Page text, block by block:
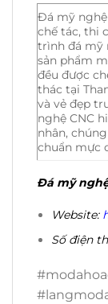
Đá mỹ nghệ
chế tác, thi
trình đá mỹ
sản phẩm
đều được
thác tại
và vẻ đẹp
nghệ CNC
nhân,
chuẩn mực
Đá mỹ
Website:
Số điện